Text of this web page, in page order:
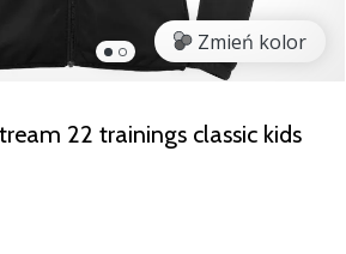
Zmień kolor
22 trainings classic kids